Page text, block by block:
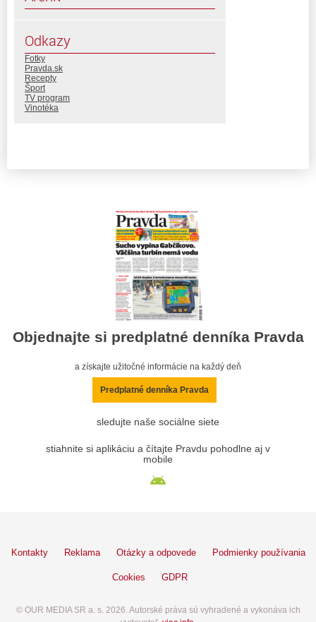
Odkazy
Fotky
Pravda.sk
Recepty
Šport
TV program
Vinotéka
Objednajte si predplatné denníka Pravda
a získajte užitočné informácie na každý deň
Predplatné denníka Pravda
sledujte naše sociálne siete
stiahnite si aplikáciu a čítajte Pravdu pohodlne aj v
mobile
Kontakty Reklama Otázky a odpovede Podmienky používania
Cookies GDPR
© OUR MEDIA SR a. s. 2026. Autorské práva sú vyhradené a vykonáva ich